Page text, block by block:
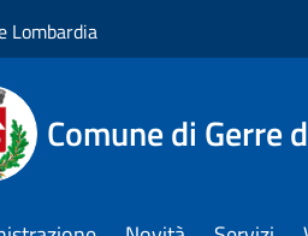
Lombardia
Comune di Gerre